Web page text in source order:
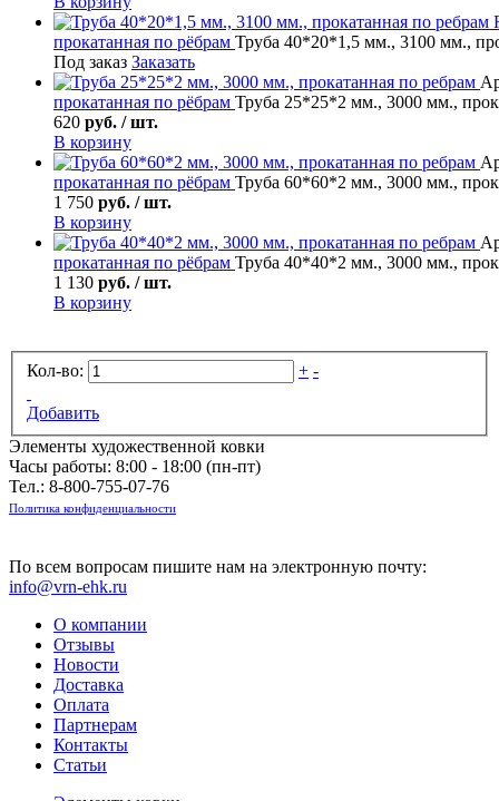
прокатанная по рёбрам Труба 40*20*1,5 мм., 3100 мм.,
Под заказ Заказать
прокатанная по рёбрам Труба 25*25*2 мм., 3000 мм.,
620 руб. / шт.
В корзину
прокатанная по рёбрам Труба 60*60*2 мм., 3000 мм.,
1 750 руб. / шт.
В корзину
прокатанная по рёбрам Труба 40*40*2 мм., 3000 мм.,
1 130 руб. / шт.
В корзину
Кол-во: + -
Добавить
Элементы художественной ковки
Часы работы: 8:00 - 18:00 (пн-пт)
Тел.: 8-800-755-07-76
Политика конфиденциальности
По всем вопросам пишите нам на электронную почту:
info@vrn-ehk.ru
О компании
Отзывы
Новости
Доставка
Оплата
Партнерам
Контакты
Статьи